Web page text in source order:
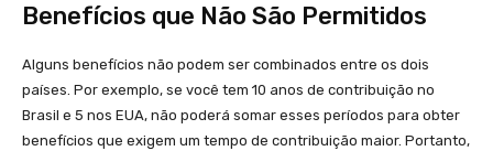
Benefícios que Não São Permitidos
Alguns benefícios não podem ser combinados entre os dois
países. Por exemplo, se você tem 10 anos de contribuição no
Brasil e 5 nos EUA, não poderá somar esses períodos para obter
benefícios que exigem um tempo de contribuição maior. Portanto,